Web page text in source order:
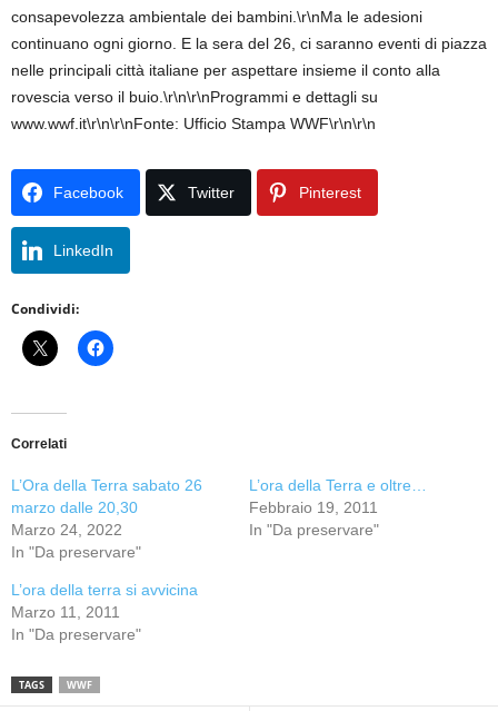
consapevolezza ambientale dei bambini.\r\nMa le adesioni
continuano ogni giorno. E la sera del 26, ci saranno eventi di piazza
nelle principali città italiane per aspettare insieme il conto alla
rovescia verso il buio.\r\n\r\nProgrammi e dettagli su
www.wwf.it\r\n\r\nFonte: Ufficio Stampa WWF\r\n\r\n
Facebook Twitter Pinterest
LinkedIn
Condividi:
Correlati
L’Ora della Terra sabato 26
marzo dalle 20,30
Marzo 24, 2022
In "Da preservare"
L’ora della Terra e oltre…
Febbraio 19, 2011
In "Da preservare"
L’ora della terra si avvicina
Marzo 11, 2011
In "Da preservare"
TAGS WWF